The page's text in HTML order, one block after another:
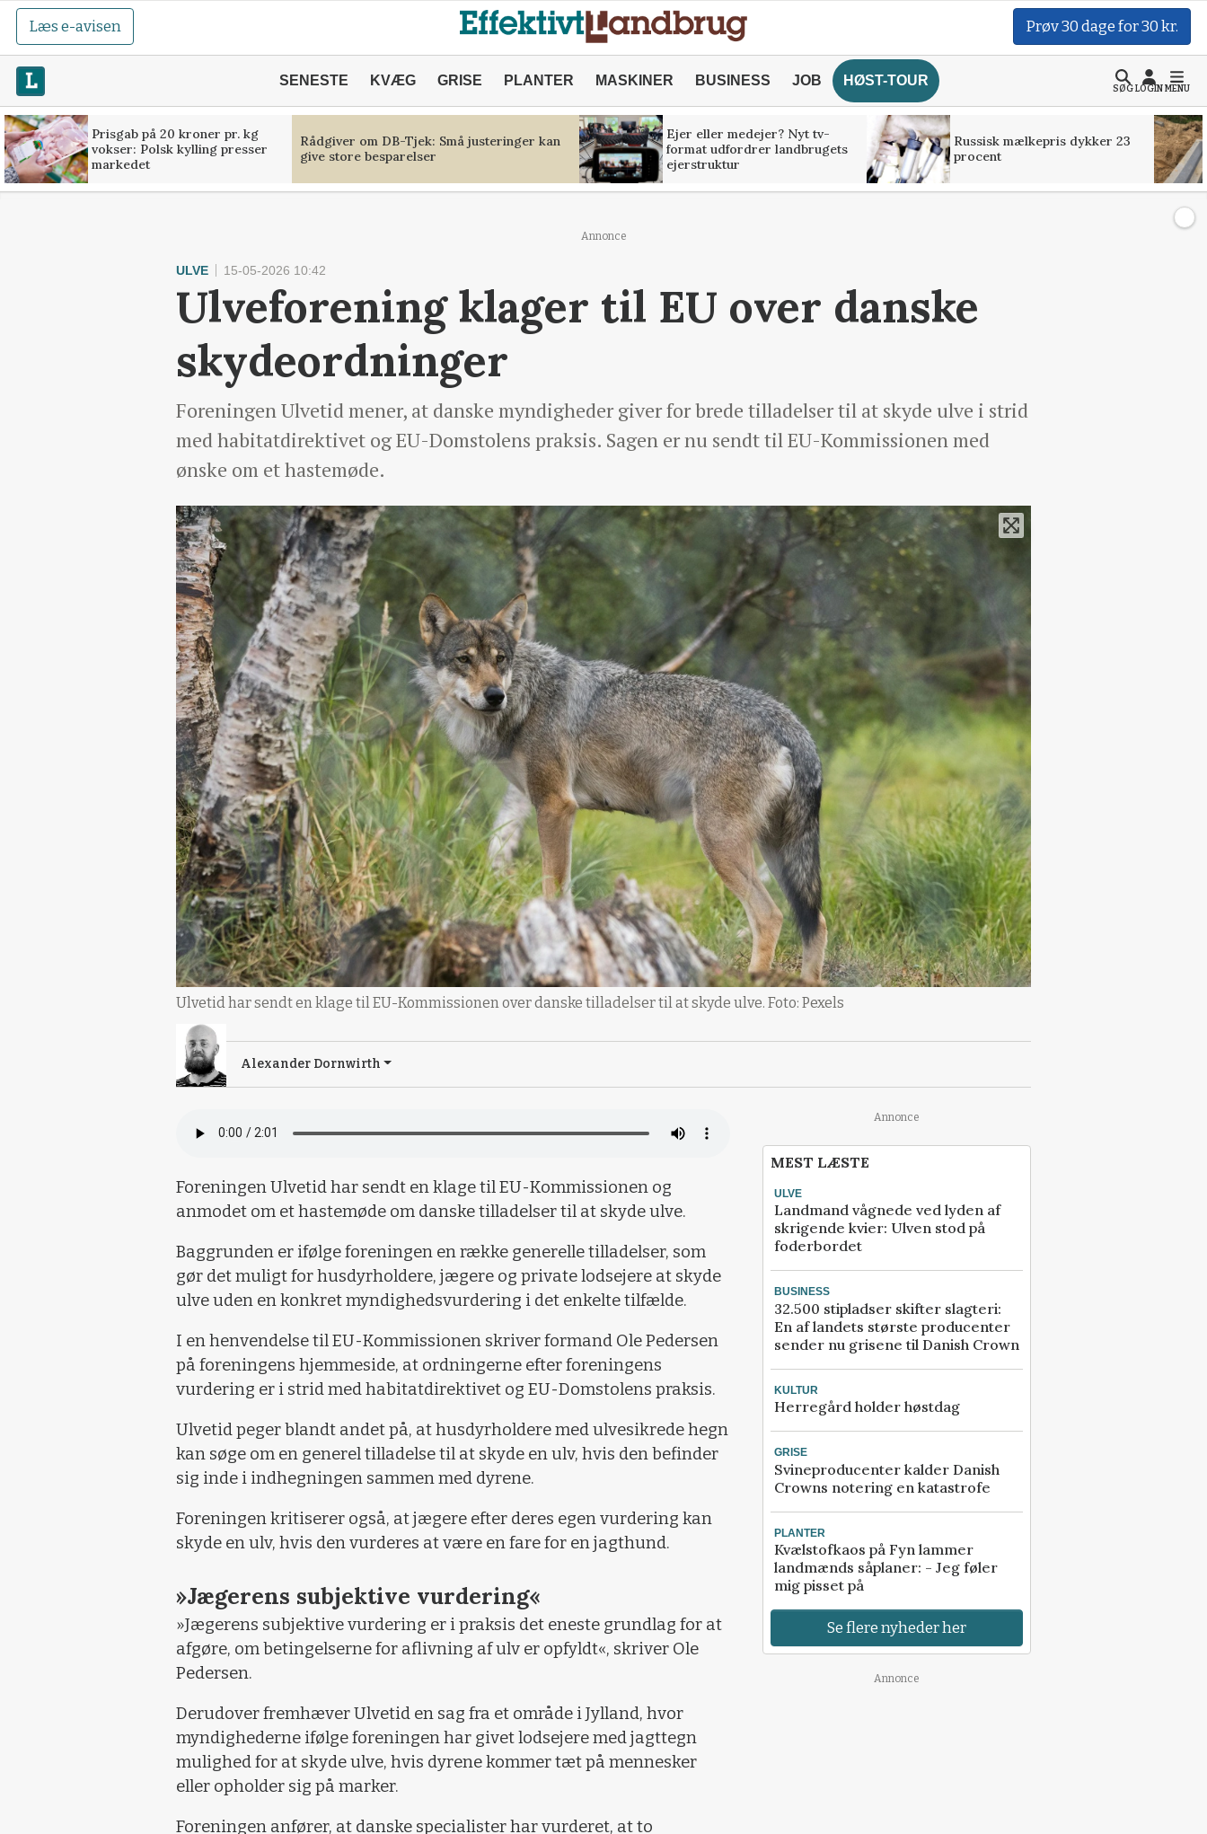
Læs e-avisen Prøv 30 dage for 30 kr.
SENESTE KVÆG GRISE PLANTER MASKINER BUSINESS JOB HØST-TOUR
SØGLOGINMENU
Prisgab på 20 kroner pr. kg
vokser: Polsk kylling presser
markedet
Rådgiver om DB-Tjek: Små justeringer kan
give store besparelser
Ejer eller medejer? Nyt tv-
format udfordrer landbrugets
ejerstruktur
Russisk mælkepris dykker 23
procent
Annonce
ULVE 15-05-2026 10:42
Ulveforening klager til EU over danske
skydeordninger
Foreningen Ulvetid mener, at danske myndigheder giver for brede tilladelser til at skyde ulve i strid
med habitatdirektivet og EU-Domstolens praksis. Sagen er nu sendt til EU-Kommissionen med
ønske om et hastemøde.
Ulvetid har sendt en klage til EU-Kommissionen over danske tilladelser til at skyde ulve. Foto: Pexels
Alexander Dornwirth
Foreningen Ulvetid har sendt en klage til EU-Kommissionen og
anmodet om et hastemøde om danske tilladelser til at skyde ulve.
Baggrunden er ifølge foreningen en række generelle tilladelser, som
gør det muligt for husdyrholdere, jægere og private lodsejere at skyde
ulve uden en konkret myndighedsvurdering i det enkelte tilfælde.
I en henvendelse til EU-Kommissionen skriver formand Ole Pedersen
på foreningens hjemmeside, at ordningerne efter foreningens
vurdering er i strid med habitatdirektivet og EU-Domstolens praksis.
Ulvetid peger blandt andet på, at husdyrholdere med ulvesikrede hegn
kan søge om en generel tilladelse til at skyde en ulv, hvis den befinder
sig inde i indhegningen sammen med dyrene.
Foreningen kritiserer også, at jægere efter deres egen vurdering kan
skyde en ulv, hvis den vurderes at være en fare for en jagthund.
»Jægerens subjektive vurdering«
»Jægerens subjektive vurdering er i praksis det eneste grundlag for at
afgøre, om betingelserne for aflivning af ulv er opfyldt«, skriver Ole
Pedersen.
Derudover fremhæver Ulvetid en sag fra et område i Jylland, hvor
myndighederne ifølge foreningen har givet lodsejere med jagttegn
mulighed for at skyde ulve, hvis dyrene kommer tæt på mennesker
eller opholder sig på marker.
Foreningen anfører, at danske specialister har vurderet, at to
Annonce
MEST LÆSTE
ULVE
Landmand vågnede ved lyden af
skrigende kvier: Ulven stod på
foderbordet
BUSINESS
32.500 stipladser skifter slagteri:
En af landets største producenter
sender nu grisene til Danish Crown
KULTUR
Herregård holder høstdag
GRISE
Svineproducenter kalder Danish
Crowns notering en katastrofe
PLANTER
Kvælstofkaos på Fyn lammer
landmænds såplaner: - Jeg føler
mig pisset på
Se flere nyheder her
Annonce